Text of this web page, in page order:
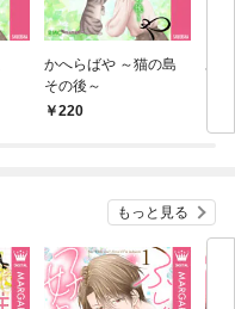
かへらばや ～猫の島
その後～
220
あ
もっと見る